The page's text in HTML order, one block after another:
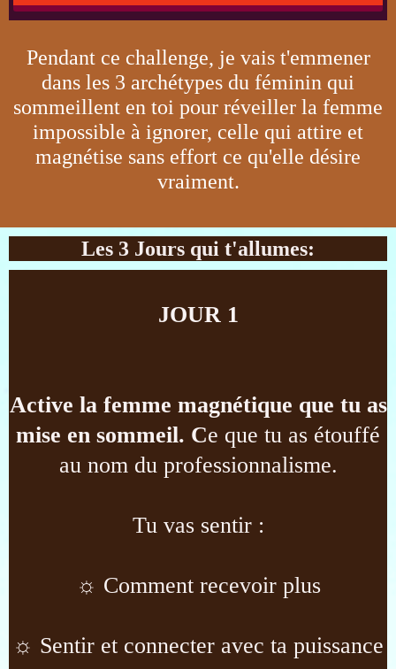
Pendant ce challenge, je vais t'emmener
dans les 3 archétypes du féminin qui
sommeillent en toi pour réveiller la femme
impossible à ignorer, celle qui attire et
magnétise sans effort ce qu'elle désire
vraiment.
Les 3 Jours qui t'allumes:
JOUR 1
Active la femme magnétique que tu as
mise en sommeil. Ce que tu as étouffé
au nom du professionnalisme.
Tu vas sentir :
☼ Comment recevoir plus
☼ Sentir et connecter avec ta puissance